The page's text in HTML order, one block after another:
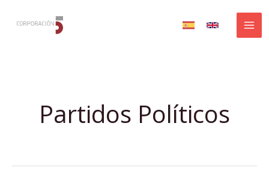
Partidos Políticos